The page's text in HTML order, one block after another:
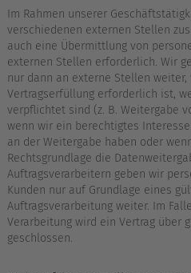
Im Rahmen unserer
verschiedenen externen Stellen
auch eine Übermittlung von
externen Stellen erforderlich. Wir
nur dann an externe Stellen
Vertragserfüllung erforderlich ist,
verpflichtet sind (z. B. Weitergabe
wenn wir ein berechtigtes Interesse
an der Weitergabe haben oder
Rechtsgrundlage die
Auftragsverarbeitern geben wir
Kunden nur auf Grundlage eines
Auftragsverarbeitung weiter. Im
Verarbeitung wird ein Vertrag über
geschlossen.